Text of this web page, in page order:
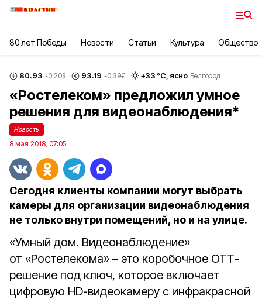
80 лет Победы Новости Статьи Культура Общество
80.93 -0.20$ 93.19 -0.39€ +33 °С, ясно Белгород
«Ростелеком» предложил умное
решения для видеонаблюдения*
Новость
8 мая 2018, 07:05
Сегодня клиенты компании могут выбрать
камеры для организации видеонаблюдения
не только внутри помещений, но и на улице.
«Умный дом. Видеонаблюдение»
от «Ростелекома» – это коробочное ОТТ-
решение под ключ, которое включает
цифровую HD-видеокамеру с инфракрасной